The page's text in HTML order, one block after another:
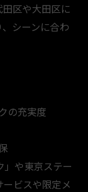
区や大田区に
シーンに合わ
の充実度
」や東京ステー
ビスや限定メ